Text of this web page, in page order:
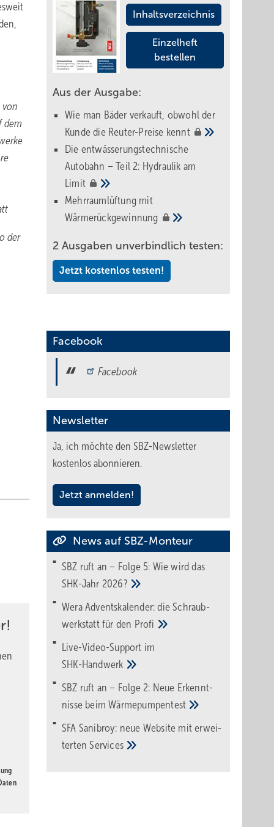
von
dem
der
Inhaltsverzeichnis
Einzelheft
bestellen
Aus der Ausgabe:
Wie man Bäder verkauft, obwohl der
Kunde die Reuter-Preise kennt
Die entwässerungstechnische
Autobahn – Teil 2: Hydraulik am
Limit
Mehrraumlüftung mit
Wärmerückgewinnung
2 Ausgaben unverbindlich testen:
Jetzt kostenlos testen!
Facebook
Facebook
Newsletter
Ja, ich möchte den SBZ-Newsletter
kostenlos abonnieren.
Jetzt anmelden!
News auf SBZ-Monteur
SBZ ruft an – Folge 5: Wie wird das
SHK-Jahr 2026?
Wera Adventskalender: die Schraub­
werk­statt für den Pro­fi
Live-Video-Support im
SHK-Handwerk
SBZ ruft an – Folge 2: Neue Erkennt­
nisse beimWärme­pumpen­test
SFA Sanibroy: neue Web­site mit erwei­
tertenServices